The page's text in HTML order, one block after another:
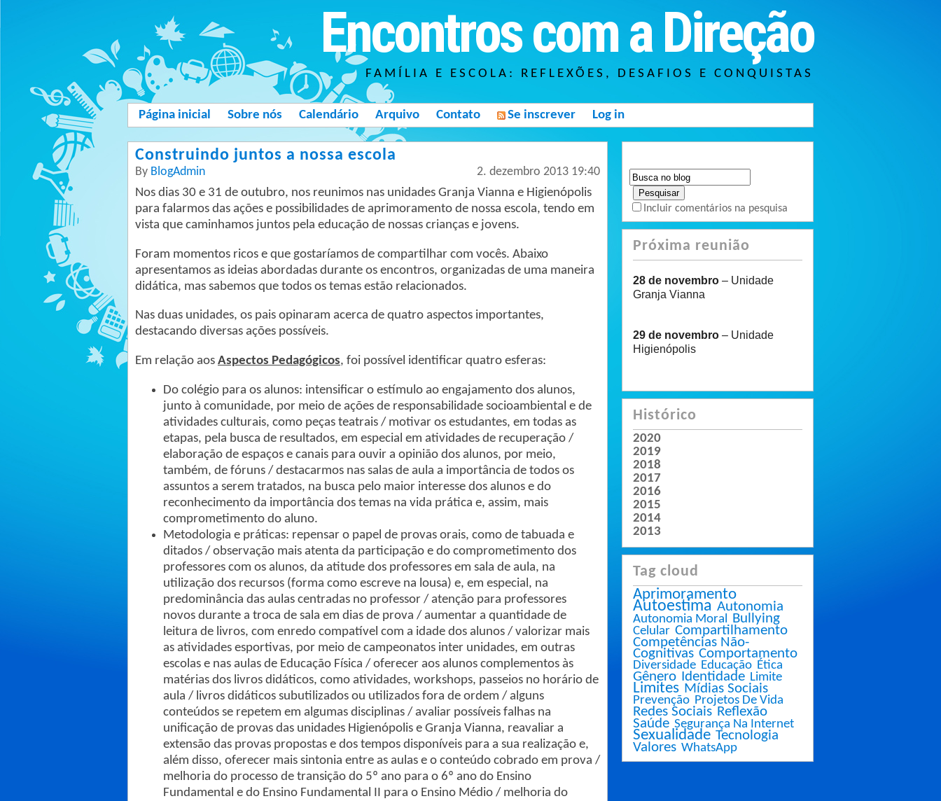
Encontros com a Direção
FAMÍLIA E ESCOLA: REFLEXÕES, DESAFIOS E CONQUISTAS
Página inicial Sobre nós Calendário Arquivo Contato Se inscrever Log in
Construindo juntos a nossa escola
By BlogAdmin 2. dezembro 2013 19:40
Nos dias 30 e 31 de outubro, nos reunimos nas unidades Granja Vianna e Higienópolis
para falarmos das ações e possibilidades de aprimoramento de nossa escola, tendo em
vista que caminhamos juntos pela educação de nossas crianças e jovens.
Foram momentos ricos e que gostaríamos de compartilhar com vocês. Abaixo
apresentamos as ideias abordadas durante os encontros, organizadas de uma maneira
didática, mas sabemos que todos os temas estão relacionados.
Nas duas unidades, os pais opinaram acerca de quatro aspectos importantes,
destacando diversas ações possíveis.
Em relação aos Aspectos Pedagógicos, foi possível identificar quatro esferas:
Do colégio para os alunos: intensificar o estímulo ao engajamento dos alunos,
junto à comunidade, por meio de ações de responsabilidade socioambiental e de
atividades culturais, como peças teatrais / motivar os estudantes, em todas as
etapas, pela busca de resultados, em especial em atividades de recuperação /
elaboração de espaços e canais para ouvir a opinião dos alunos, por meio,
também, de fóruns / destacarmos nas salas de aula a importância de todos os
assuntos a serem tratados, na busca pelo maior interesse dos alunos e do
reconhecimento da importância dos temas na vida prática e, assim, mais
comprometimento do aluno.
Metodologia e práticas: repensar o papel de provas orais, como de tabuada e
ditados / observação mais atenta da participação e do comprometimento dos
professores com os alunos, da atitude dos professores em sala de aula, na
utilização dos recursos (forma como escreve na lousa) e, em especial, na
predominância das aulas centradas no professor / atenção para professores
novos durante a troca de sala em dias de prova / aumentar a quantidade de
leitura de livros, com enredo compatível com a idade dos alunos / valorizar mais
as atividades esportivas, por meio de campeonatos inter unidades, em outras
escolas e nas aulas de Educação Física / oferecer aos alunos complementos às
matérias dos livros didáticos, como atividades, workshops, passeios no horário de
aula / livros didáticos subutilizados ou utilizados fora de ordem / alguns
conteúdos se repetem em algumas disciplinas / avaliar possíveis falhas na
unificação de provas das unidades Higienópolis e Granja Vianna, reavaliar a
extensão das provas propostas e dos tempos disponíveis para a sua realização e,
além disso, oferecer mais sintonia entre as aulas e o conteúdo cobrado em prova /
melhoria do processo de transição do 5º ano para o 6º ano do Ensino
Fundamental e do Ensino Fundamental II para o Ensino Médio / melhoria do
Incluir comentários na pesquisa
Próxima reunião
28 de novembro– Unidade
Granja Vianna
29 de novembro – Unidade
Higienópolis
Histórico
2020
2019
2018
2017
2016
2015
2014
2013
Tag cloud
Aprimoramento
Autoestima Autonomia
Autonomia Moral Bullying
Celular Compartilhamento
Competências Não-
Cognitivas Comportamento
Diversidade Educação Ética
Gênero Identidade Limite
Limites Mídias Sociais
Prevenção Projetos De Vida
Redes Sociais Reflexão
Saúde Segurança Na Internet
Sexualidade Tecnologia
Valores WhatsApp